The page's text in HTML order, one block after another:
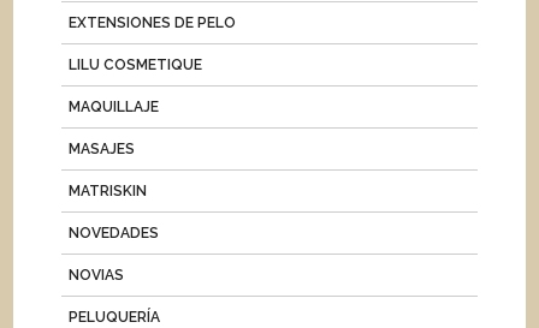
EXTENSIONES DE PELO
LILU COSMETIQUE
MAQUILLAJE
MASAJES
MATRISKIN
NOVEDADES
NOVIAS
PELUQUERÍA